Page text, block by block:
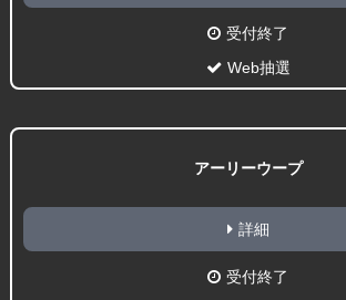
受付終了
Web抽選
アーリーウープ
詳細
受付終了